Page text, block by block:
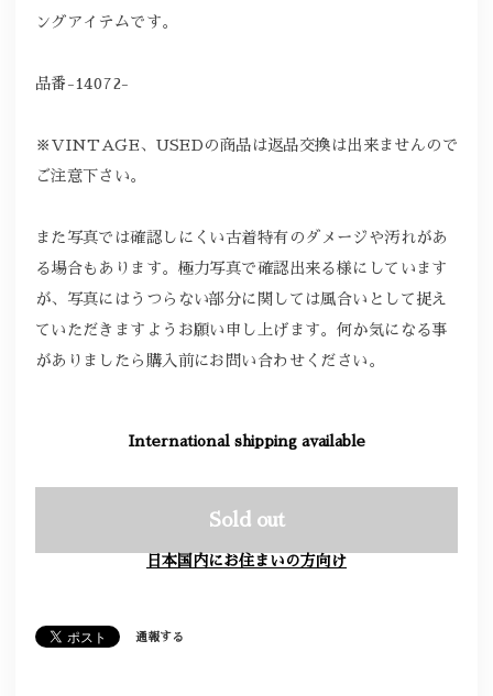
ングアイテムです。
品番-14072-
※VINTAGE、USEDの商品は返品交換は出来ませんので
ご注意下さい。
また写真では確認しにくい古着特有のダメージや汚れがあ
る場合もあります。極力写真で確認出来る様にしています
が、写真にはうつらない部分に関しては風合いとして捉え
ていただきますようお願い申し上げます。何か気になる事
がありましたら購入前にお問い合わせください。
International shipping available
Sold out
日本国内にお住まいの方向け
通報する